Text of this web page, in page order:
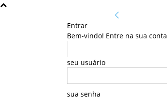
Entrar
Bem-vindo! Entre na sua conta
seu usuário
sua senha